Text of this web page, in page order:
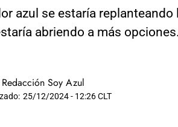
azul se estaría replanteando
abriendo a más opciones.
Redacción Soy Azul
25/12/2024 - 12:26 CLT